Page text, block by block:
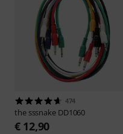
474
the sssnake DD1060
€ 12,90